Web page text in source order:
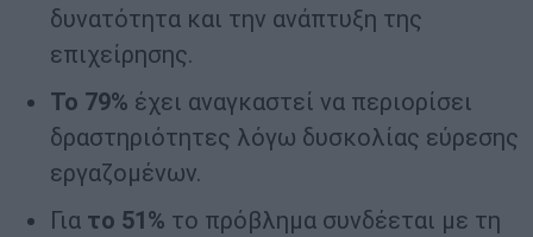
δυνατότητα και την ανάπτυξη της
επιχείρησης.
Το 79% έχει αναγκαστεί να περιορίσει
δραστηριότητες λόγω δυσκολίας εύρεσης
εργαζομένων.
Για το 51% το πρόβλημα συνδέεται με τη